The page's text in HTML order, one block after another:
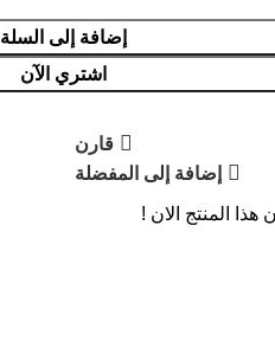
إضافة إلى السلة
اشتري الآن
قارن
إضافة إلى المفضلة
المنتج الان !